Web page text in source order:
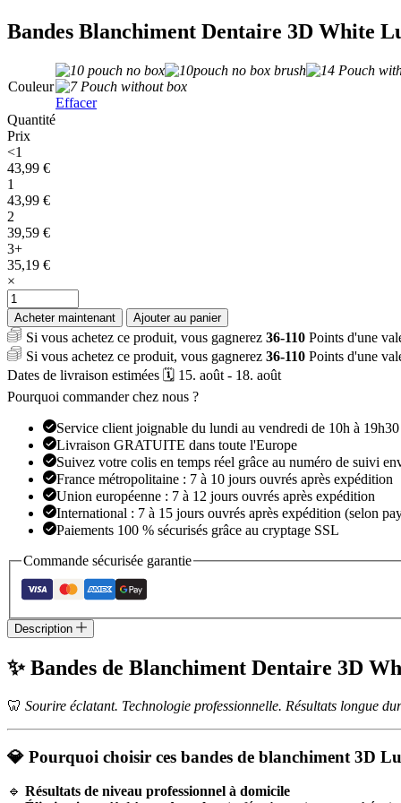
Bandes Blanchiment Dentaire 3D White
Couleur
Effacer
Quantité
Prix
<1
43,99 €
1
43,99 €
2
39,59 €
3+
35,19 €
×
quantité
de
Bandes
Blanchiment
Dentaire
3D
White
Acheter maintenant Ajouter au panier
Si vous achetez ce produit, vous gagnerez 36-110 Points d'une
Si vous achetez ce produit, vous gagnerez 36-110 Points d'une
Dates de livraison estimées 🗓️ 15. août - 18. août
Pourquoi commander chez nous ?
Service client joignable du lundi au vendredi de 10h à 19h30
Livraison GRATUITE dans toute l'Europe
Suivez votre colis en temps réel grâce au numéro de suivi
France métropolitaine : 7 à 10 jours ouvrés après expédition
Union européenne : 7 à 12 jours ouvrés après expédition
International : 7 à 15 jours ouvrés après expédition (selon
Paiements 100 % sécurisés grâce au cryptage SSL
Commande sécurisée garantie
Description
✨Bandes de Blanchiment Dentaire 3D
🦷 Sourire éclatant. Technologie professionnelle. Résultats longue
💎 Pourquoi choisir ces bandes de blanchiment 3D
🔹 Résultats de niveau professionnel à domicile